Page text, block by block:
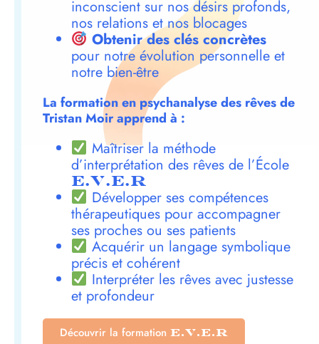
inconscient sur nos désirs profonds,
nos relations et nos blocages
Obtenir des clés concrètes
pour notre évolution personnelle et
notre bien-être
La formation en psychanalyse des rêves de
Tristan Moir apprend à :
Maîtriser la méthode
d’interprétation des rêves de l’École
E.V.E.R
Développer ses compétences
thérapeutiques pour accompagner
ses proches ou ses patients
Acquérir un langage symbolique
précis et cohérent
Interpréter les rêves avec justesse
et profondeur
Découvrir la formation E.V.E.R